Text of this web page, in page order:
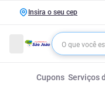
Insira o seu cep
Cupons Serviços